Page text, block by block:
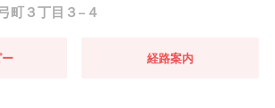
町３丁目３−４
経路案内